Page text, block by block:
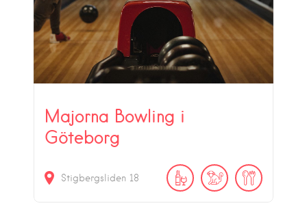
Majorna Bowling i
Göteborg
Stigbergsliden 18